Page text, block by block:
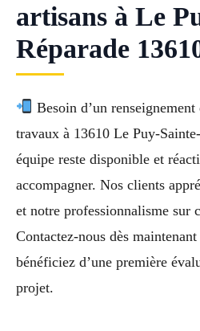
artisans à Le
Réparade
Besoin d’un
travaux à 13610 Le Puy-
équipe reste disponible et
accompagner. Nos clients
et notre professionnalisme sur
Contactez-nous dès
bénéficiez d’une première
projet.